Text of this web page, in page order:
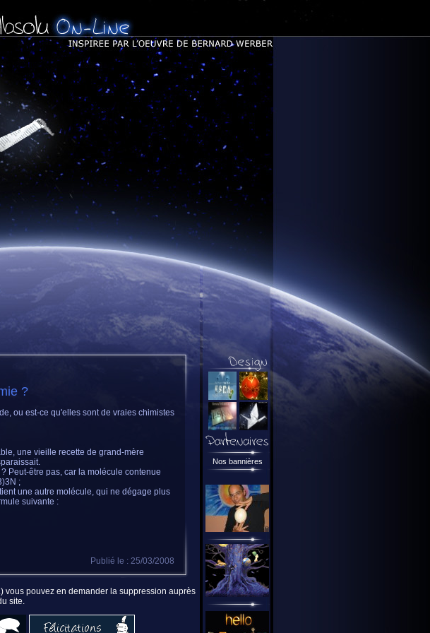
?
ou est-ce qu'elles sont de vraies chimistes
une vieille recette de grand-mère
Peut-être pas, car la molécule contenue
;
une autre molécule, qui ne dégage plus
suivante :
Publié le : 25/03/2008
vous pouvez en demander la suppression auprès
site.
Nos bannières